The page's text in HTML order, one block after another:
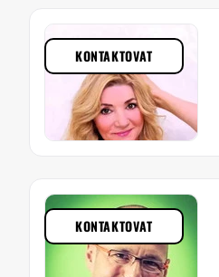
KONTAKTOVAT
KONTAKTOVAT